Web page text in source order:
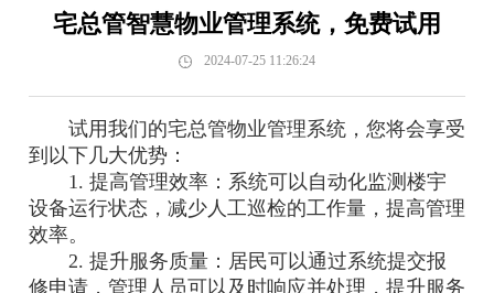
宅总管智慧物业管理系统，免费试用
2024-07-25 11:26:24
试用我们的宅总管物业管理系统，您将会享受
到以下几大优势：
1. 提高管理效率：系统可以自动化监测楼宇
设备运行状态，减少人工巡检的工作量，提高管理
效率。
2. 提升服务质量：居民可以通过系统提交报
修申请，管理人员可以及时响应并处理，提升服务